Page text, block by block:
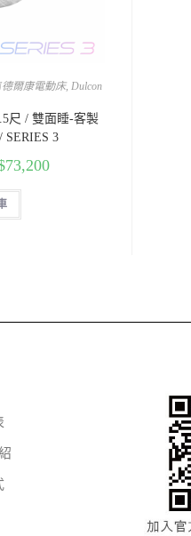
爾康電動床,Dulcon
尺 / 雙面睡-客製
3
73,200